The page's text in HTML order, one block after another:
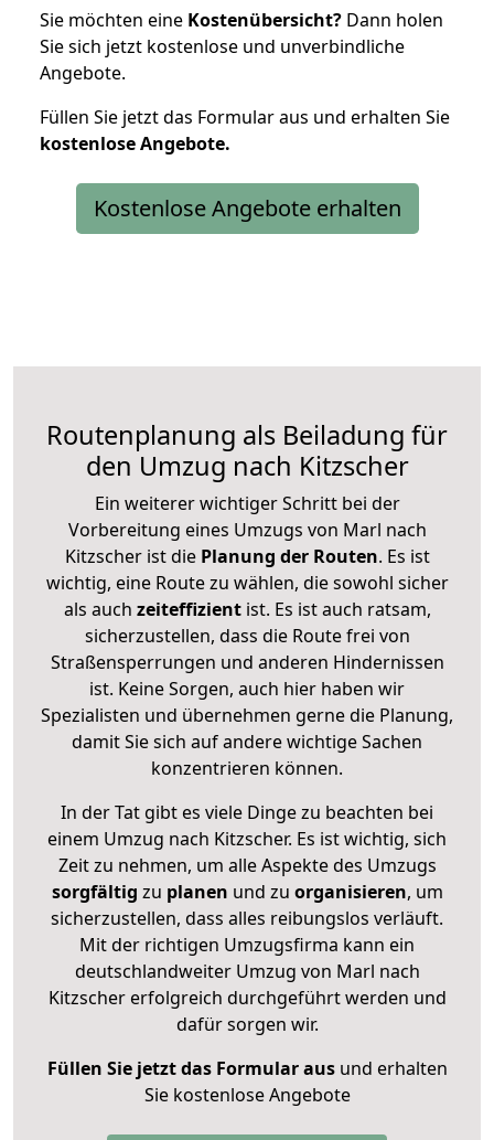
Sie möchten eine Kostenübersicht? Dann holen
Sie sich jetzt kostenlose und unverbindliche
Angebote.
Füllen Sie jetzt das Formular aus und erhalten Sie
kostenloseAngebote.
Kostenlose Angebote erhalten
Routenplanung als Beiladung für
den Umzug nach Kitzscher
Ein weiterer wichtiger Schritt bei der
Vorbereitung eines Umzugs von Marl nach
Kitzscher ist diePlanung der Routen. Es ist
wichtig, eine Route zu wählen, die sowohl sicher
als auch zeiteffizientist. Es ist auch ratsam,
sicherzustellen, dass die Route frei von
Straßensperrungen und anderen Hindernissen
ist. Keine Sorgen, auch hier haben wir
Spezialisten und übernehmen gerne die Planung,
damit Sie sich auf andere wichtige Sachen
konzentrieren können.
In der Tat gibt es viele Dinge zu beachten bei
einem Umzug nach Kitzscher. Es ist wichtig, sich
Zeit zu nehmen, um alle Aspekte des Umzugs
sorgfältig zu planen und zu organisieren, um
sicherzustellen, dass alles reibungslos verläuft.
Mit der richtigen Umzugsfirma kann ein
deutschlandweiter Umzug von Marl nach
Kitzscher erfolgreich durchgeführt werden und
dafür sorgen wir.
Füllen Sie jetzt das Formular ausund erhalten
Sie kostenlose Angebote